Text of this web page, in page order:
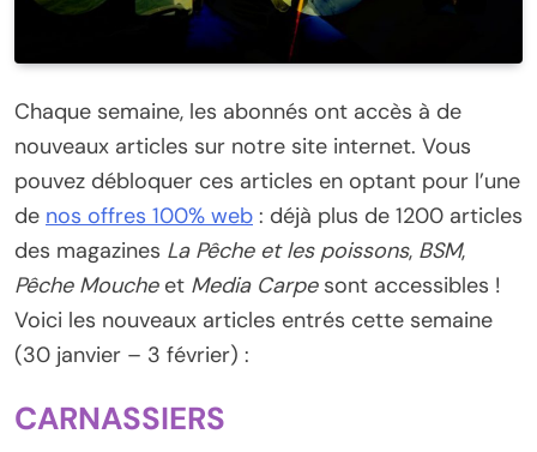
Chaque semaine, les abonnés ont accès à de
nouveaux articles sur notre site internet. Vous
pouvez débloquer ces articles en optant pour l’une
de nos offres 100% web : déjà plus de 1200 articles
des magazines La Pêche et les poissons, BSM,
Pêche Moucheet Media Carpesont accessibles !
Voici les nouveaux articles entrés cette semaine
(30 janvier – 3 février) :
CARNASSIERS